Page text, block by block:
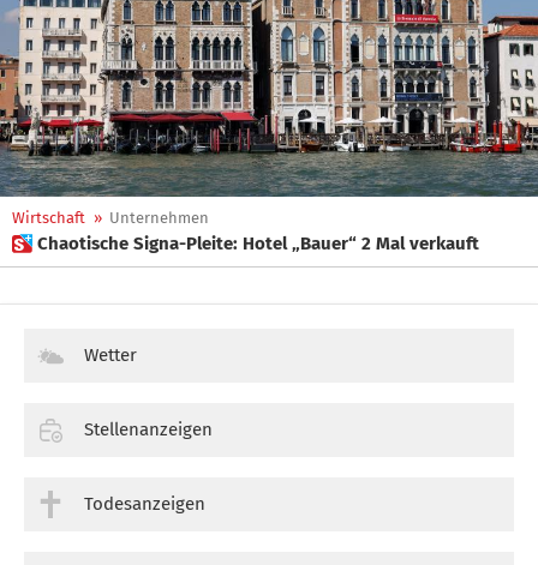
Wirtschaft » Unternehmen
 Chaotische Signa-Pleite: Hotel „Bauer“ 2 Mal verkauft
Wetter
Stellenanzeigen
Todesanzeigen